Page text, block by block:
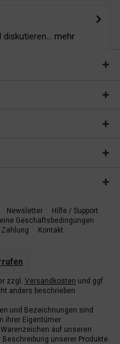
mehr
Newsletter
Hilfe / Support
Geschäftsbedingungen
Kontakt
zzgl. Versandkosten und ggf.
anders beschrieben
und Bezeichnungen sind
ihrer Eigentümer.
auf unseren
unserer Produkte.